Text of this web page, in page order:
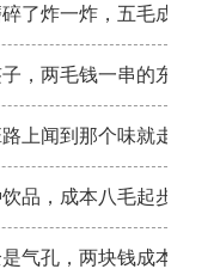
了炸一炸，五毛成本卖
，两毛钱一串的东西炸
上闻到那个味就走不动
品，成本八毛起步
气孔，两块钱成本卖八